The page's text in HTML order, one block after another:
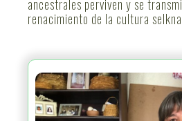
ancestrales perviven y se
renacimiento de la cultura